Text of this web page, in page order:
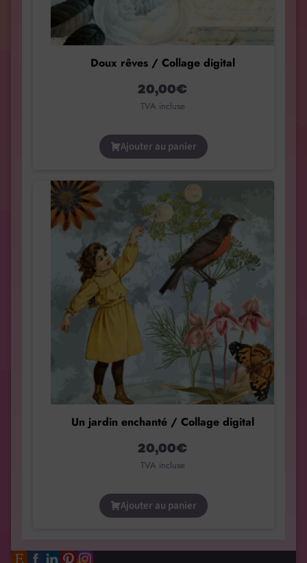
Doux rêves / Collage digital
20,00€
TVA incluse
Ajouter au panier
Un jardin enchanté / Collage digital
20,00€
TVA incluse
Ajouter au panier